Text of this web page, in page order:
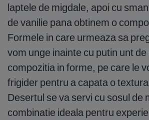
laptele de migdale, apoi cu
de vanilie pana obtinem o
Formele in care urmeaza sa
vom unge inainte cu putin unt
compozitia in forme, pe care le
frigider pentru a capata o
Desertul se va servi cu sosul de
combinatie ideala pentru